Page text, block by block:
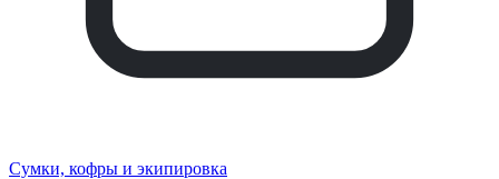
Сумки, кофры и экипировка